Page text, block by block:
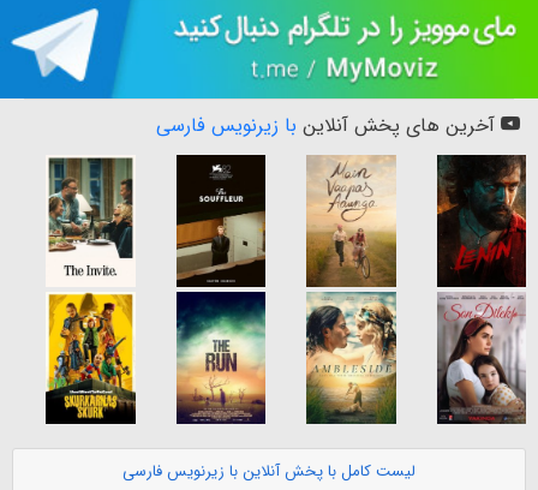
آخرین های پخش آنلاین با زیرنویس فارسی
لیست کامل با پخش آنلاین با زیرنویس فارسی